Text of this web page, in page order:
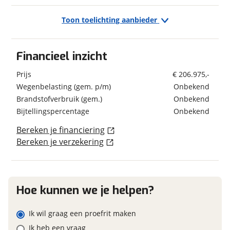
Geschiedenis
Voertuig heeft
schadeverleden
Prijs
Financieel inzicht
Prijs
€ 206.975,-
Wegenbelasting (gem. p/m)
Onbekend
Brandstofverbruik (gem.)
Onbekend
Bijtellingspercentage
Onbekend
Bereken je financiering
Bereken je verzekering
Exterieur/Interieur
Buitenlamp
Combicassettes
Elektrische opstap
Extra brede toegangsdeur
Garage
Ge&iuml;soleerd glas
Hagelbestendig dak
Inleg ramen
Leeslampjes
Luifel Merk Thule
Toon toelichting aanbieder
Eventuele bijzonderheden (optioneel)
Foto's
Klik hier om foto's te uploaden
Jouw contactgegevens
Naam
Hoe kunnen we je helpen?
Ik wil graag een proefrit maken
Ik heb een vraag